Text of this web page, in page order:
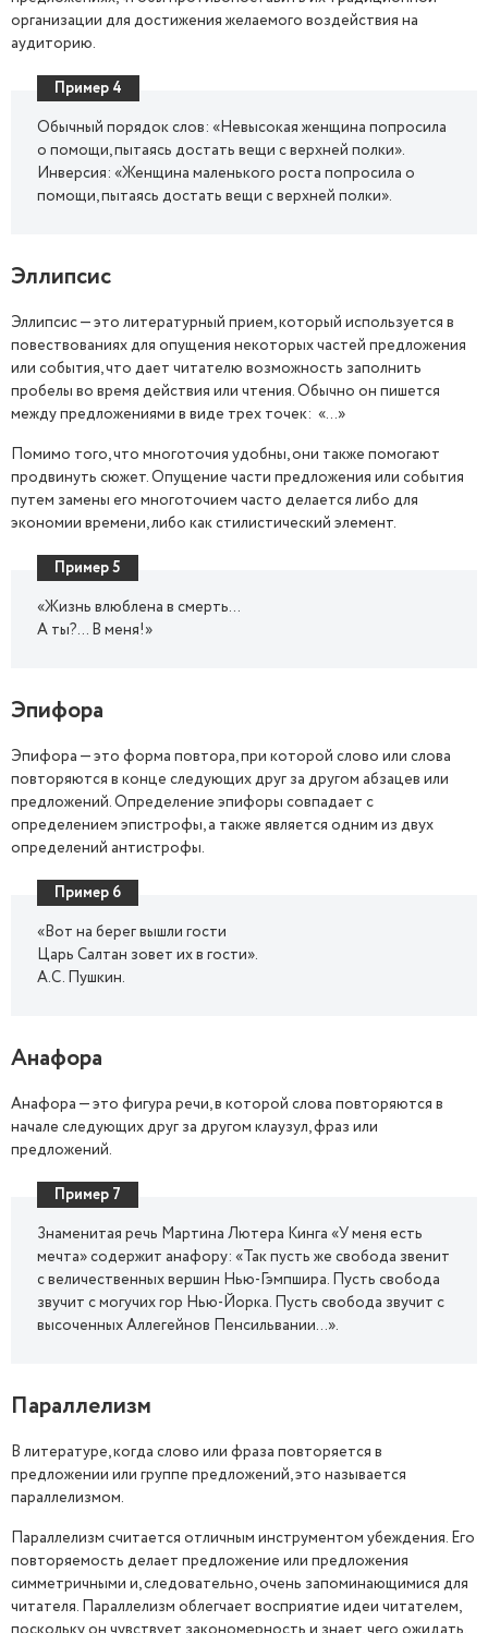
организации для достижения желаемого воздействия на
аудиторию.
Пример 4
Обычный порядок слов: «Невысокая женщина попросила
о помощи, пытаясь достать вещи с верхней полки».
Инверсия: «Женщина маленького роста попросила о
помощи, пытаясь достать вещи с верхней полки».
Эллипсис
Эллипсис — это литературный прием, который используется в
повествованиях для опущения некоторых частей предложения
или события, что дает читателю возможность заполнить
пробелы во время действия или чтения. Обычно он пишется
между предложениями в виде трех точек: «...»
Помимо того, что многоточия удобны, они также помогают
продвинуть сюжет. Опущение части предложения или события
путем замены его многоточием часто делается либо для
экономии времени, либо как стилистический элемент.
Пример 5
«Жизнь влюблена в смерть…
А ты?... В меня!»
Эпифора
Эпифора — это форма повтора, при которой слово или слова
повторяются в конце следующих друг за другом абзацев или
предложений. Определение эпифоры совпадает с
определением эпистрофы, а также является одним из двух
определений антистрофы.
Пример 6
«Вот на берег вышли гости
Царь Салтан зовет их в гости».
А.С. Пушкин.
Анафора
Анафора — это фигура речи, в которой слова повторяются в
начале следующих друг за другом клаузул, фраз или
предложений.
Пример 7
Знаменитая речь Мартина Лютера Кинга «У меня есть
мечта» содержит анафору: «Так пусть же свобода звенит
с величественных вершин Нью-Гэмпшира. Пусть свобода
звучит с могучих гор Нью-Йорка. Пусть свобода звучит с
высоченных Аллегейнов Пенсильвании...».
Параллелизм
В литературе, когда слово или фраза повторяется в
предложении или группе предложений, это называется
параллелизмом.
Параллелизм считается отличным инструментом убеждения. Его
повторяемость делает предложение или предложения
симметричными и, следовательно, очень запоминающимися для
читателя. Параллелизм облегчает восприятие идеи читателем,